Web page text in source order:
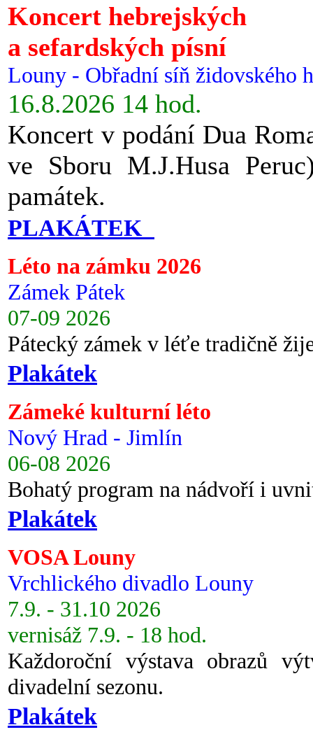
Koncert hebrejských
a sefardských písní
Louny - Obřadní síň židovského
16.8.2026 14 hod.
Koncert v podání Dua
ve Sboru M.J.Husa
památek.
PLAKÁTEK
Léto na zámku 2026
Zámek Pátek
07-09 2026
Pátecký zámek v léťe tradičně
Plakátek
Zámeké kulturní léto
Nový Hrad - Jimlín
06-08 2026
Bohatý program na nádvoří i
Plakátek
VOSA Louny
Vrchlického divadlo Louny
7.9. - 31.10 2026
vernisáž 7.9. - 18 hod.
Každoroční výstava obrazů
divadelní sezonu.
Plakátek